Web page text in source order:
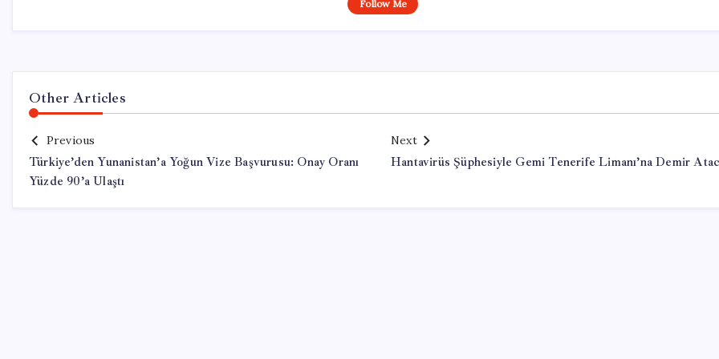
Follow Me
Other Articles
Previous
Türkiye’den Yunanistan’a Yoğun Vize Başvurusu: Onay Oranı
Yüzde 90’a Ulaştı
Next
Hantavirüs Şüphesiyle Gemi Tenerife Limanı’na Demir